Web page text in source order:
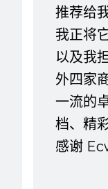
推荐给
我正将
以及我
外四家
一流的
档、精
感谢